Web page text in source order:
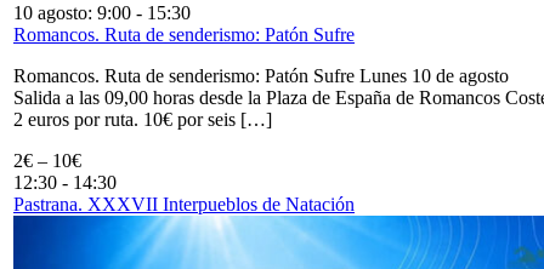
10 agosto: 9:00 - 15:30
Romancos. Ruta de senderismo: Patón Sufre
Romancos. Ruta de senderismo: Patón Sufre Lunes 10 de agosto
Salida a las 09,00 horas desde la Plaza de España de Romancos
2 euros por ruta. 10€ por seis […]
2€ – 10€
12:30 - 14:30
Pastrana. XXXVII Interpueblos de Natación